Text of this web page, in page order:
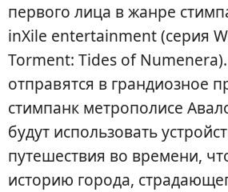
первого лица в жанре
inXile entertainment (серия
Torment: Tides of
отправятся в грандиозное
стимпанк метрополисе
будут использовать
путешествия во времени,
историю города,